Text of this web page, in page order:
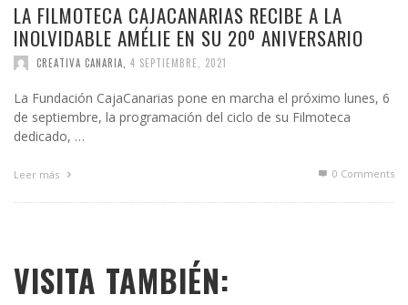
LA FILMOTECA CAJACANARIAS RECIBE A LA
INOLVIDABLE AMÉLIE EN SU 20º ANIVERSARIO
CREATIVA CANARIA 4 SEPTIEMBRE, 2021
La Fundación CajaCanarias pone en marcha el próximo lunes, 6
de septiembre, la programación del ciclo de su Filmoteca
dedicado, …
Leer más 0 Comments
VISITA TAMBIÉN: